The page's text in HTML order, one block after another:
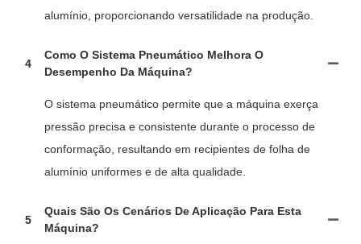
alumínio, proporcionando versatilidade na produção.
4
Como O Sistema Pneumático Melhora O
Desempenho Da Máquina?
O sistema pneumático permite que a máquina exerça
pressão precisa e consistente durante o processo de
conformação, resultando em recipientes de folha de
alumínio uniformes e de alta qualidade.
5
Quais São Os Cenários De Aplicação Para Esta
Máquina?